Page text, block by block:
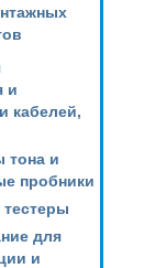
и
кабелей,
тона и
пробники
для
и